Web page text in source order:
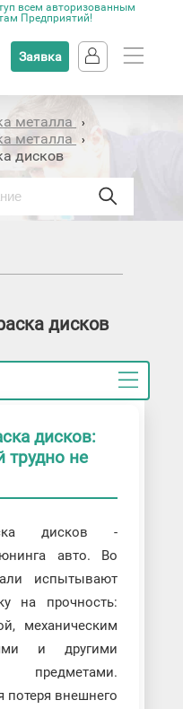
всем авторизованным
Предприятий!
Заявка
металла ›
металла ›
дисков
дисков
дисков:
трудно не
дисков -
авто. Во
испытывают
на прочность:
механическим
и другими
потеря внешнего